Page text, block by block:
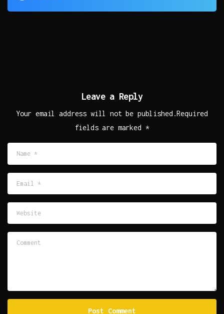
Leave a Reply
Your email address will not be published.Required
fields are marked *
*
Website